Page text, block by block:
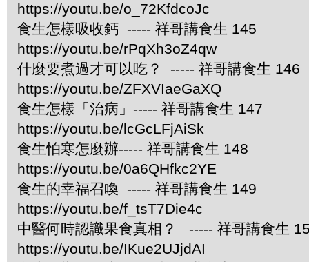
https://youtu.be/o_72KfdcoJc
食生怎樣吸收鈣 ----- 祥哥講食生 145
https://youtu.be/rPqXh3oZ4qw
什麼要煮過才可以吃？ ----- 祥哥講食生 146
https://youtu.be/ZFXVIaeGaXQ
食生怎樣「治病」----- 祥哥講食生 147
https://youtu.be/lcGcLFjAiSk
食生怕寒怎麼辦----- 祥哥講食生 148
https://youtu.be/0a6QHfkc2YE
食生的幸福召喚 ----- 祥哥講食生 149
https://youtu.be/f_tsT7Die4c
中醫何時認識果食真相？ ----- 祥哥講食生
https://youtu.be/IKue2UJjdAI